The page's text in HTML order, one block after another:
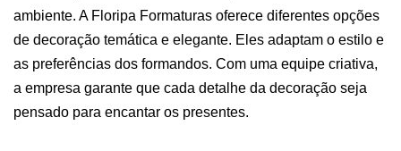
ambiente. A Floripa Formaturas oferece diferentes opções
de decoração temática e elegante. Eles adaptam o estilo e
as preferências dos formandos. Com uma equipe criativa,
a empresa garante que cada detalhe da decoração seja
pensado para encantar os presentes.